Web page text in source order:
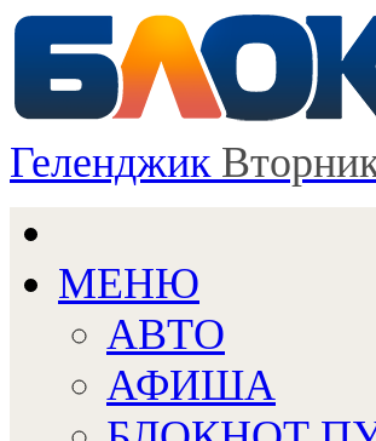
Геленджик
МЕНЮ
АВТО
АФИША